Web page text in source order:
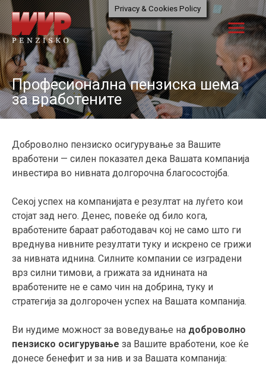
Skip
to
content
menu
Професионална пензиска шема
за вработените
Доброволно пензиско осигурување за Вашите
вработени — силен показател дека Вашата компанија
инвестира во нивната долгорочна благосостојба.
Секој успех на компанијата е резултат на луѓето кои
стојат зад него. Денес, повеќе од било кога,
вработените бараат работодавач кој не само што ги
вреднува нивните резултати туку и искрено се грижи
за нивната иднина. Силните компании се изградени
врз силни тимови, а грижата за иднината на
вработените не е само чин на добрина, туку и
стратегија за долгорочен успех на Вашата компанија.
Ви нудиме можност за воведување на доброволно
пензиско осигурување за Вашите вработени, кое ќе
донесе бенефит и за нив и за Вашата компанија:
Privacy & Cookies Policy